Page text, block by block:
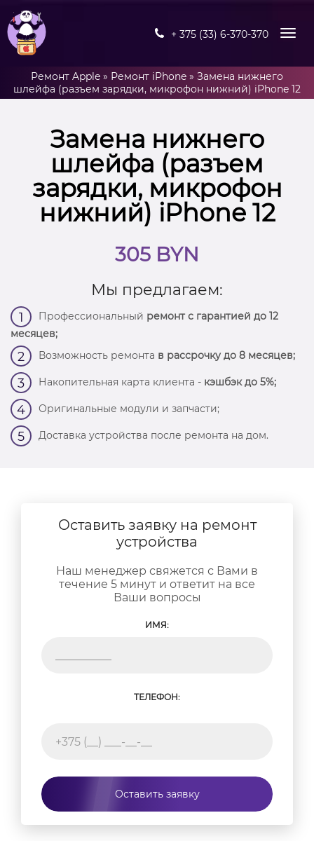
+ 375 (33) 6-370-370
Ремонт Apple » Ремонт iPhone » Замена нижнего
шлейфа (разъем зарядки, микрофон нижний) iPhone 12
Замена нижнего
шлейфа (разъем
зарядки, микрофон
нижний) iPhone 12
305 BYN
Мы предлагаем:
1 Профессиональный ремонт с гарантией до 12
месяцев;
2 Возможность ремонта в рассрочку до 8 месяцев;
3 Накопительная карта клиента - кэшбэк до 5%;
4 Оригинальные модули и запчасти;
5 Доставка устройства после ремонта на дом.
Оставить заявку на ремонт
устройства
Наш менеджер свяжется с Вами в
течение 5 минут и ответит на все
Ваши вопросы
ИМЯ:
ТЕЛЕФОН:
Оставить заявку